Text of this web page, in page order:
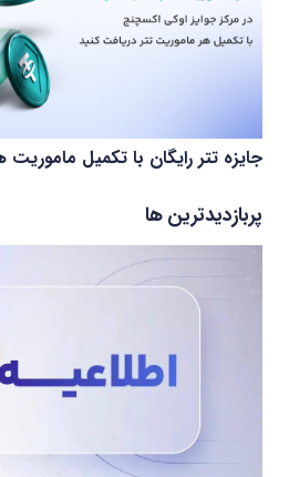
جایزه تتر رایگان با تکمیل
پربازدیدترین ها